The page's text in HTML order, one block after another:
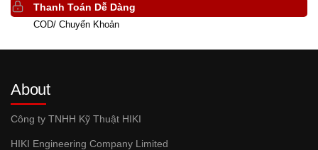
Thanh Toán Dễ Dàng
COD/ Chuyển Khoản
About
Công ty TNHH Kỹ Thuật HIKI
HIKI Engineering Company Limited